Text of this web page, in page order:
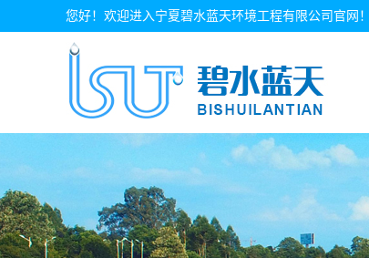
您好！欢迎进入宁夏碧水蓝天环境工程有限公司官网！